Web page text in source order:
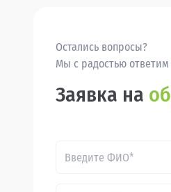
Остались вопросы?
Мы с радостью
Заявка на